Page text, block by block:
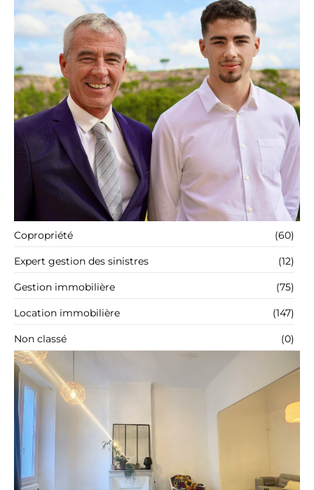
Copropriété (60)
Expert gestion des sinistres (12)
Gestion immobilière (75)
Location immobilière (147)
Non classé (0)